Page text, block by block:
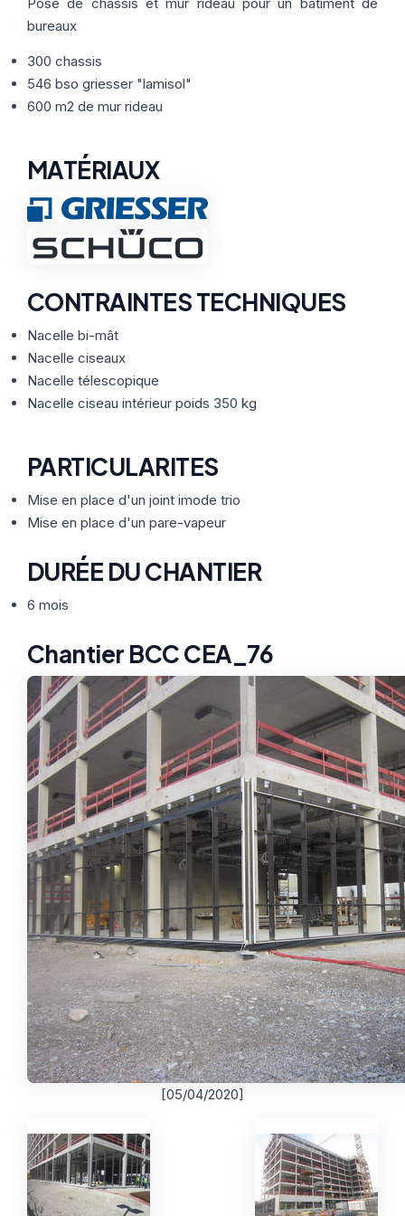
Nos Formules ACTUALITÉS
CONTACT
bureaux
300 chassis
546 bso griesser "lamisol"
600 m2 de mur rideau
MATÉRIAUX
CONTRAINTES TECHNIQUES
Nacelle bi-mât
Nacelle ciseaux
Nacelle télescopique
Nacelle ciseau intérieur poids 350 kg
PARTICULARITES
Mise en place d'un joint imode trio
Mise en place d'un pare-vapeur
DURÉE DU CHANTIER
6 mois
Chantier BCC CEA_76
[05/04/2020]